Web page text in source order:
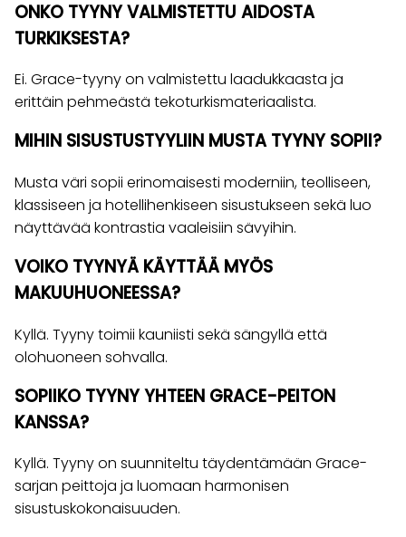
ONKO TYYNY VALMISTETTU AIDOSTA
TURKIKSESTA?
Ei. Grace-tyyny on valmistettu laadukkaasta ja
erittäin pehmeästä tekoturkismateriaalista.
MIHIN SISUSTUSTYYLIIN MUSTA TYYNY SOPII?
Musta väri sopii erinomaisesti moderniin, teolliseen,
klassiseen ja hotellihenkiseen sisustukseen sekä luo
näyttävää kontrastia vaaleisiin sävyihin.
VOIKO TYYNYÄ KÄYTTÄÄ MYÖS
MAKUUHUONEESSA?
Kyllä. Tyyny toimii kauniisti sekä sängyllä että
olohuoneen sohvalla.
SOPIIKO TYYNY YHTEEN GRACE-PEITON
KANSSA?
Kyllä. Tyyny on suunniteltu täydentämään Grace-
sarjan peittoja ja luomaan harmonisen
sisustuskokonaisuuden.